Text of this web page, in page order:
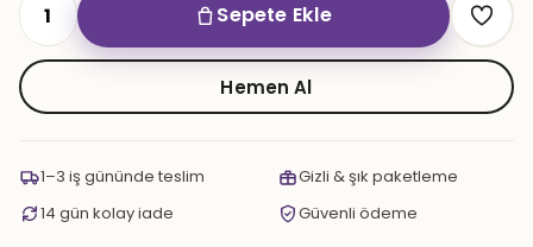
Süpernova
200
gr.
Black
Rashberry
adet
Sepete Ekle
Hemen Al
1–3 iş gününde teslim
Gizli & şık paketleme
14 gün kolay iade
Güvenli ödeme